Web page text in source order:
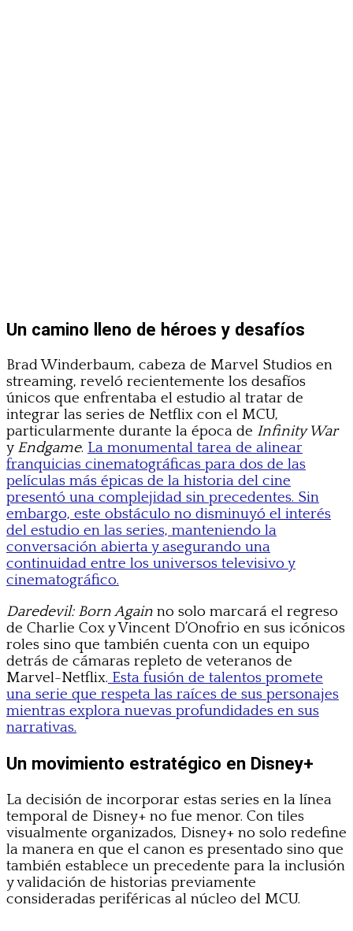
Un camino lleno de héroes y desafíos
Brad Winderbaum, cabeza de Marvel Studios en
streaming, reveló recientemente los desafíos
únicos que enfrentaba el estudio al tratar de
integrar las series de Netflix con el MCU,
particularmente durante la época de Infinity War
y Endgame. La monumental tarea de alinear
franquicias cinematográficas para dos de las
películas más épicas de la historia del cine
presentó una complejidad sin precedentes. Sin
embargo, este obstáculo no disminuyó el interés
del estudio en las series, manteniendo la
conversación abierta y asegurando una
continuidad entre los universos televisivo y
cinematográfico.
Daredevil: Born Again no solo marcará el regreso
de Charlie Cox y Vincent D’Onofrio en sus icónicos
roles sino que también cuenta con un equipo
detrás de cámaras repleto de veteranos de
Marvel-Netflix. Esta fusión de talentos promete
una serie que respeta las raíces de sus personajes
mientras explora nuevas profundidades en sus
narrativas.
Un movimiento estratégico en Disney+
La decisión de incorporar estas series en la línea
temporal de Disney+ no fue menor. Con tiles
visualmente organizados, Disney+ no solo redefine
la manera en que el canon es presentado sino que
también establece un precedente para la inclusión
y validación de historias previamente
consideradas periféricas al núcleo del MCU.